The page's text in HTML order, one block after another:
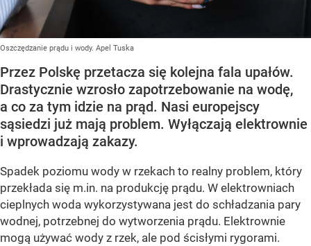
Oszczędzanie prądu i wody. Apel Tuska
Przez Polskę przetacza się kolejna fala upałów.
Drastycznie wzrosło zapotrzebowanie na wodę,
a co za tym idzie na prąd. Nasi europejscy
sąsiedzi już mają problem. Wyłączają elektrownie
i wprowadzają zakazy.
Spadek poziomu wody w rzekach to realny problem, który
przekłada się m.in. na produkcję prądu. W elektrowniach
cieplnych woda wykorzystywana jest do schładzania pary
wodnej, potrzebnej do wytworzenia prądu. Elektrownie
mogą używać wody z rzek, ale pod ścisłymi rygorami.